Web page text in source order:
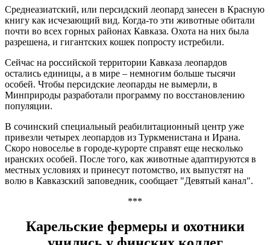
Среднеазиатский, или персидский леопард занесен в Красную
книгу как исчезающий вид. Когда-то эти животные обитали
почти во всех горных районах Кавказа. Охота на них была
разрешена, и гигантских кошек попросту истребили.
Сейчас на российской территории Кавказа леопардов
остались единицы, а в мире – немногим больше тысячи
особей. Чтобы персидские леопарды не вымерли, в
Минприроды разработали программу по восстановлению
популяции.
В сочинский специальный реабилитационный центр уже
привезли четырех леопардов из Туркменистана и Ирана.
Скоро новоселье в городе-курорте справят еще несколько
иранских особей. После того, как животные адаптируются в
местных условиях и принесут потомство, их выпустят на
волю в Кавказский заповедник, сообщает "Девятый канал".
***
Карельские фермеры и охотники